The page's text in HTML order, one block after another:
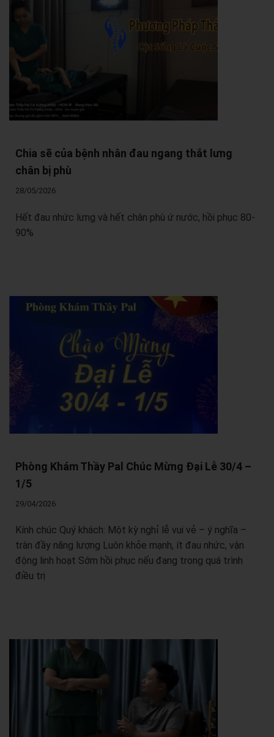
Chia sẽ của bệnh nhân đau ngang thắt lưng
chân bị phù
28/05/2026
Hết đau nhức lưng và hết chân phù ứ nước, hồi phục 80-
90%
Phòng Khám Thầy Pal Chúc Mừng Đại Lễ 30/4 –
1/5
29/04/2026
Kính chúc Quý khách: Một kỳ nghỉ lễ vui vẻ – ý nghĩa –
tràn đầy năng lượng Luôn khỏe mạnh, ít đau nhức, vận
động linh hoạt Sớm hồi phục nếu đang trong quá trình
điều trị